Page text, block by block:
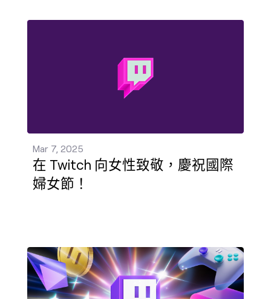
Mar 7, 2025
在 Twitch 向女性致敬，慶祝國際
婦女節！
2025 年的全新展望：Twitch 執行長 Dan Clancy